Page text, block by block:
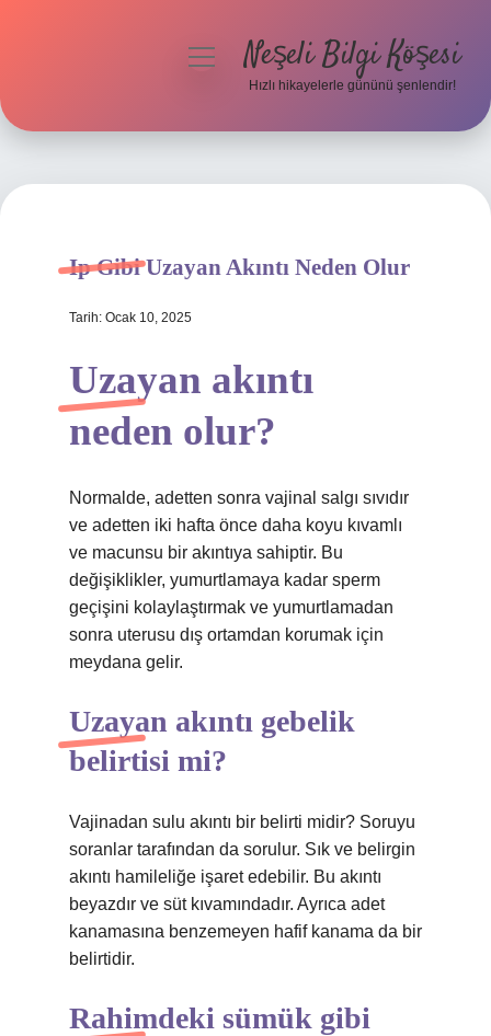
Hakkımızda
menüyüNeşeli Bilgi Köşesi
Hızlı hikayelerle gününü şenlendir!
Ip Gibi Uzayan Akıntı Neden Olur
Tarih: Ocak 10, 2025
Uzayan akıntı
neden olur?
Normalde, adetten sonra vajinal salgı sıvıdır
ve adetten iki hafta önce daha koyu kıvamlı
ve macunsu bir akıntıya sahiptir. Bu
değişiklikler, yumurtlamaya kadar sperm
geçişini kolaylaştırmak ve yumurtlamadan
sonra uterusu dış ortamdan korumak için
meydana gelir.
Uzayan akıntı gebelik
belirtisi mi?
Vajinadan sulu akıntı bir belirti midir? Soruyu
soranlar tarafından da sorulur. Sık ve belirgin
akıntı hamileliğe işaret edebilir. Bu akıntı
beyazdır ve süt kıvamındadır. Ayrıca adet
kanamasına benzemeyen hafif kanama da bir
belirtidir.
Rahimdeki sümük gibi